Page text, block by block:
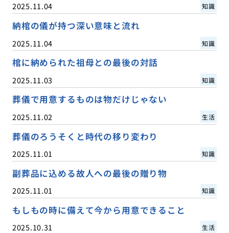
2025.11.04 知識
納棺の儀が持つ深い意味と流れ
2025.11.04 知識
棺に納められた祖母との最後の対話
2025.11.03 知識
葬儀で用意するものは物だけじゃない
2025.11.02 生活
葬儀のろうそくと時代の移り変わり
2025.11.01 知識
副葬品に込める故人への最後の贈り物
2025.11.01 知識
もしもの時に備えて今から用意できること
2025.10.31 生活